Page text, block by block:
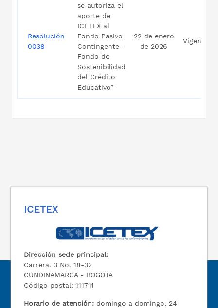
Resolución
0038
se autoriza el
aporte de
ICETEX al
Fondo Pasivo
Contingente -
Fondo de
Sostenibilidad
del Crédito
Educativo”
22 de enero
de 2026
Vigente
ICETEX
Dirección sede principal:
Carrera. 3 No. 18-32
CUNDINAMARCA - BOGOTÁ
Código postal: 111711
Horario de atención: domingo a domingo, 24